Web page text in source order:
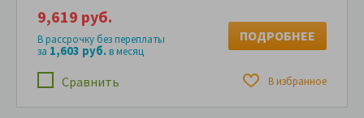
Сравнить В избранное
9,619 руб.
В рассрочку без переплаты
за 1,603 руб.в месяц
ПОДРОБНЕЕ